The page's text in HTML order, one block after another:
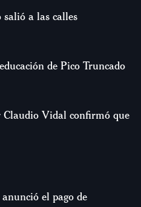
salió a las calles
de Pico Truncado
Claudio Vidal confirmó que
el pago de